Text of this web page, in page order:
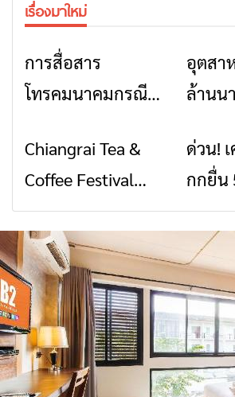
เรื่องมาใหม่
การสื่อสาร
โทรคมนาคมกรณีภัย
สัญญาณขาด การ
สื่อสารต้องไม่หยุด
อุตสา
ล้านน
สินค้า
วัฒนธ
จังหวั
พะเย
น่าน
คอนเ
ชื่อดัง
ข่าวเชียงราย
Chiangrai Tea &
Coffee Festival
2026
ด่วน!
กกยื่น
รัฐบา
เชีย
สารป